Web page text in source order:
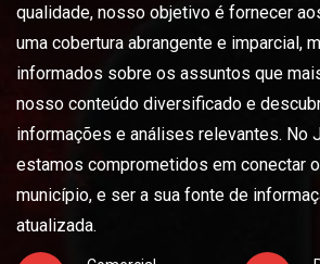
qualidade, nosso objetivo é fornecer
uma cobertura abrangente e imparcial,
informados sobre os assuntos que
nosso conteúdo diversificado e
informações e análises relevantes. No
estamos comprometidos em conectar
município, e ser a sua fonte de
atualizada.